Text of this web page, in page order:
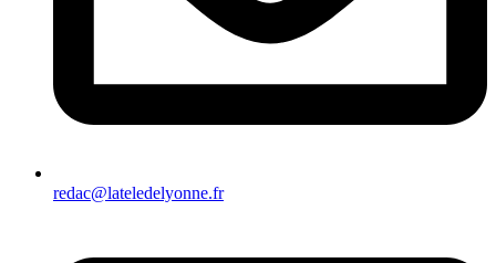
redac@lateledelyonne.fr